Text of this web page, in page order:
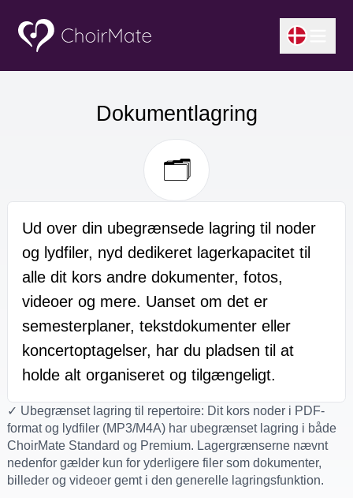
Dokumentlagring
Ud over din ubegrænsede lagring til noder
og lydfiler, nyd dedikeret lagerkapacitet til
alle dit kors andre dokumenter, fotos,
videoer og mere. Uanset om det er
semesterplaner, tekstdokumenter eller
koncertoptagelser, har du pladsen til at
holde alt organiseret og tilgængeligt.
🗂️
✓ Ubegrænset lagring til repertoire: Dit kors noder i PDF-
format og lydfiler (MP3/M4A) har ubegrænset lagring i både
ChoirMate Standard og Premium. Lagergrænserne nævnt
nedenfor gælder kun for yderligere filer som dokumenter,
billeder og videoer gemt i den generelle lagringsfunktion.